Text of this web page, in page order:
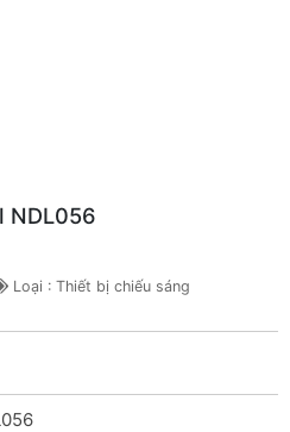
NDL056
Loại : Thiết bị chiếu sáng